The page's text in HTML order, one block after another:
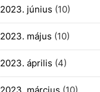
2023. június (10)
2023. május (10)
2023. április (4)